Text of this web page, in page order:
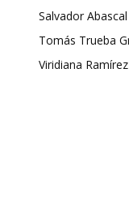
Salvador
Tomás Trueba
Viridiana Ramírez